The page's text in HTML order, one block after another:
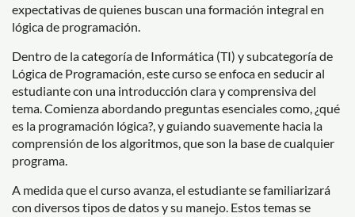
expectativas de quienes buscan una formación integral en
lógica de programación.
Dentro de la categoría de Informática (TI) y subcategoría de
Lógica de Programación, este curso se enfoca en seducir al
estudiante con una introducción clara y comprensiva del
tema. Comienza abordando preguntas esenciales como, ¿qué
es la programación lógica?, y guiando suavemente hacia la
comprensión de los algoritmos, que son la base de cualquier
programa.
A medida que el curso avanza, el estudiante se familiarizará
con diversos tipos de datos y su manejo. Estos temas se